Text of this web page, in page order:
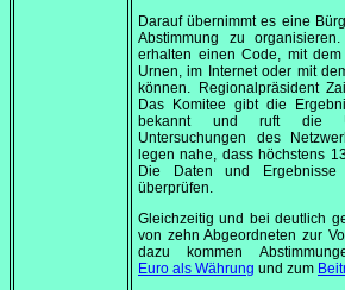
Darauf übernimmt es eine
Abstimmung zu
erhalten einen Code, mit
Urnen, im Internet oder mit
können. Regionalpräsident
Das Komitee gibt die
bekannt und ruft die
Untersuchungen des
legen nahe, dass höchstens
Die Daten und
überprüfen.
Gleichzeitig und bei deutlich
von zehn Abgeordneten zur
dazu kommen
Euro als Währung und zum